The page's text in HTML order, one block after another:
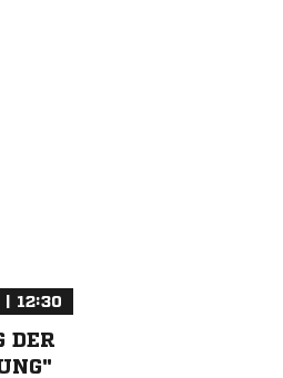
| 12:30
DER